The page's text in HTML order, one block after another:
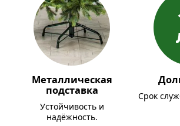
Металлическая
подставка
Устойчивость и
надёжность.
Срок